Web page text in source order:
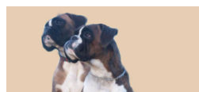
springen